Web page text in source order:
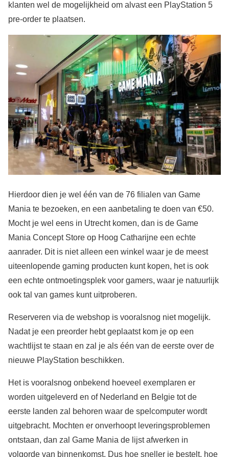
klanten wel de mogelijkheid om alvast een PlayStation 5
pre-order te plaatsen.
Hierdoor dien je wel één van de 76 filialen van Game
Mania te bezoeken, en een aanbetaling te doen van €50.
Mocht je wel eens in Utrecht komen, dan is de Game
Mania Concept Store op Hoog Catharijne een echte
aanrader. Dit is niet alleen een winkel waar je de meest
uiteenlopende gaming producten kunt kopen, het is ook
een echte ontmoetingsplek voor gamers, waar je natuurlijk
ook tal van games kunt uitproberen.
Reserveren via de webshop is vooralsnog niet mogelijk.
Nadat je een preorder hebt geplaatst kom je op een
wachtlijst te staan en zal je als één van de eerste over de
nieuwe PlayStation beschikken.
Het is vooralsnog onbekend hoeveel exemplaren er
worden uitgeleverd en of Nederland en Belgie tot de
eerste landen zal behoren waar de spelcomputer wordt
uitgebracht. Mochten er onverhoopt leveringsproblemen
ontstaan, dan zal Game Mania de lijst afwerken in
volgorde van binnenkomst. Dus hoe sneller je bestelt, hoe